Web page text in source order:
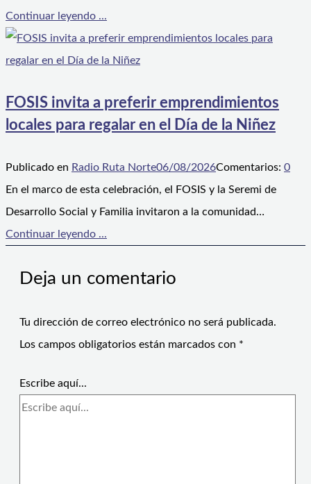
Continuar leyendo ...
FOSIS invita a preferir emprendimientos
locales para regalar en el Día de la Niñez
Publicado en Radio Ruta Norte06/08/2026Comentarios: 0
En el marco de esta celebración, el FOSIS y la Seremi de
Desarrollo Social y Familia invitaron a la comunidad…
Continuar leyendo ...
Deja un comentario
Tu dirección de correo electrónico no será publicada.
Los campos obligatorios están marcados con *
Escribe aquí...